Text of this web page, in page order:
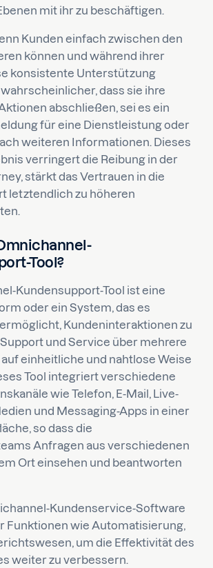
mit ihr zu beschäftigen.
Kunden einfach zwischen den
können und während ihrer
konsistente Unterstützung
dass sie ihre
abschließen, sei es ein
für eine Dienstleistung oder
weiteren Informationen. Dieses
verringert die Reibung in der
stärkt das Vertrauen in die
letztendlich zu höheren
Tool?
Kundensupport-Tool ist eine
oder ein System, das es
Kundeninteraktionen zu
und Service über mehrere
einheitliche und nahtlose Weise
Tool integriert verschiedene
wie Telefon, E-Mail, Live-
und Messaging-Apps in einer
so dass die
Anfragen aus verschiedenen
Ort einsehen und beantworten
Kundenservice-Software
Funktionen wie Automatisierung,
um die Effektivität des
weiter zu verbessern.